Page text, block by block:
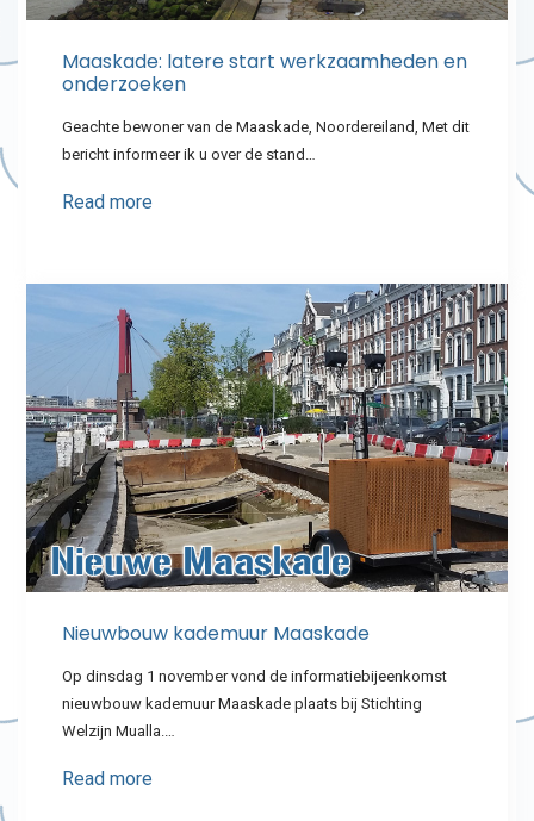
Maaskade: latere start werkzaamheden en
onderzoeken
Geachte bewoner van de Maaskade, Noordereiland, Met dit
bericht informeer ik u over de stand…
Read more
Nieuwbouw kademuur Maaskade
Op dinsdag 1 november vond de informatiebijeenkomst
nieuwbouw kademuur Maaskade plaats bij Stichting
Welzijn Mualla.…
Read more